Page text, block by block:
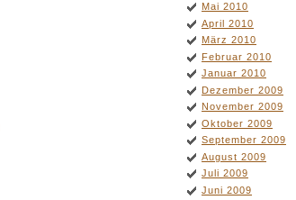
Mai 2010
April 2010
März 2010
Februar 2010
Januar 2010
Dezember 2009
November 2009
Oktober 2009
September 2009
August 2009
Juli 2009
Juni 2009